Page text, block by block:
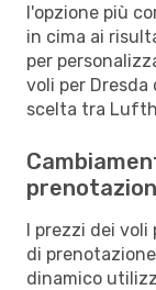
l'opzione più
in cima ai
per
voli per Dresda
scelta tra
I prezzi dei
di
dinamico